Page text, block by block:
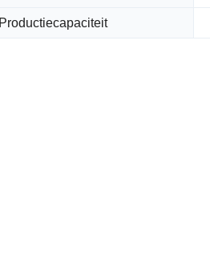
Productiecapaciteit